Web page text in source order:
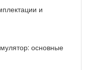
и
основные